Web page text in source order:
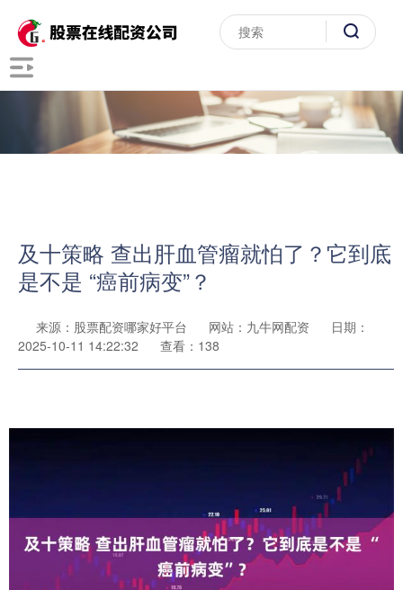
及十策略 查出肝血管瘤就怕了？它到底
是不是 “癌前病变”？
来源：股票配资哪家好平台 网站：九牛网配资
日期：
2025-10-11 14:22:32
查看：138